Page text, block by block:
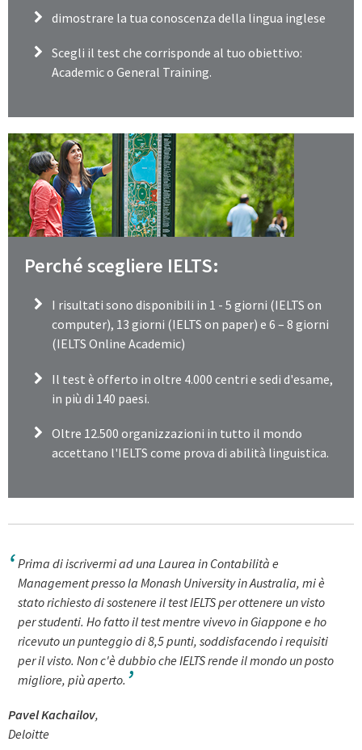
dimostrare la tua conoscenza della lingua inglese
Scegli il test che corrisponde al tuo obiettivo:
Academic o General Training.
Perché scegliere IELTS:
I risultati sono disponibili in 1 - 5 giorni (IELTS on
computer), 13 giorni (IELTS on paper) e 6 – 8 giorni
(IELTS Online Academic)
Il test è offerto in oltre 4.000 centri e sedi d'esame,
in più di 140 paesi.
Oltre 12.500 organizzazioni in tutto il mondo
accettano l'IELTS come prova di abilità linguistica.
Prima di iscrivermi ad una Laurea in Contabilità e
Management presso la Monash University in Australia, mi è
stato richiesto di sostenere il test IELTS per ottenere un visto
per studenti. Ho fatto il test mentre vivevo in Giappone e ho
ricevuto un punteggio di 8,5 punti, soddisfacendo i requisiti
per il visto. Non c'è dubbio che IELTS rende il mondo un posto
migliore, più aperto.
Pavel Kachailov,
Deloitte